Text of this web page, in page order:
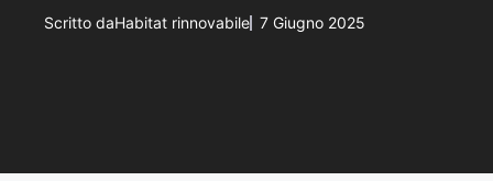
Scritto daHabitat rinnovabile 7 Giugno 2025